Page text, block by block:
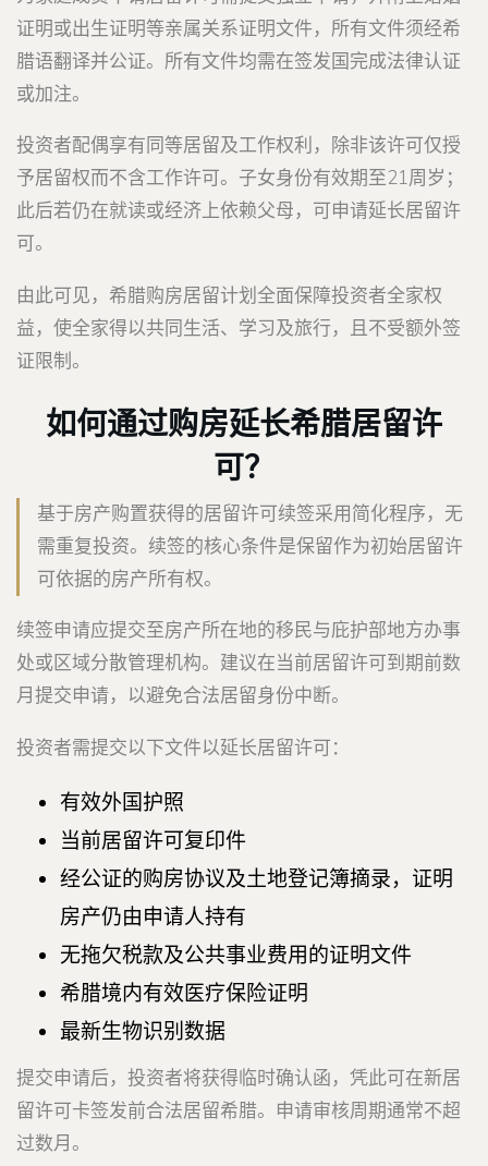
证明或出生证明等亲属关系证明文件，所有文件须经希
腊语翻译并公证。所有文件均需在签发国完成法律认证
或加注。
投资者配偶享有同等居留及工作权利，除非该许可仅授
予居留权而不含工作许可。子女身份有效期至21周岁；
此后若仍在就读或经济上依赖父母，可申请延长居留许
可。
由此可见，希腊购房居留计划全面保障投资者全家权
益，使全家得以共同生活、学习及旅行，且不受额外签
证限制。
如何通过购房延长希腊居留许
可？
基于房产购置获得的居留许可续签采用简化程序，无
需重复投资。续签的核心条件是保留作为初始居留许
可依据的房产所有权。
续签申请应提交至房产所在地的移民与庇护部地方办事
处或区域分散管理机构。建议在当前居留许可到期前数
月提交申请，以避免合法居留身份中断。
投资者需提交以下文件以延长居留许可：
有效外国护照
当前居留许可复印件
经公证的购房协议及土地登记簿摘录，证明
房产仍由申请人持有
无拖欠税款及公共事业费用的证明文件
希腊境内有效医疗保险证明
最新生物识别数据
提交申请后，投资者将获得临时确认函，凭此可在新居
留许可卡签发前合法居留希腊。申请审核周期通常不超
过数月。